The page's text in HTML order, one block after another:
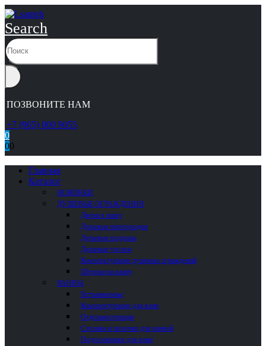
Search
ПОЗВОНИТЕ НАМ
+7 (965) 000 9055
0
00
Главная
Каталог
НОВИНКИ
ДУШЕВЫЕ ОГРАЖДЕНИЯ
Двери в нишу
Душевые перегородки
Душевые поддоны
Душевые уголки
Комплектующие душевых ограждений
Шторки на ванну
ВАННЫ
Встраиваемые
Комплектующие для ванн
Отдельностоящие
Столики и полочки для ванной
Подголовники для ванн